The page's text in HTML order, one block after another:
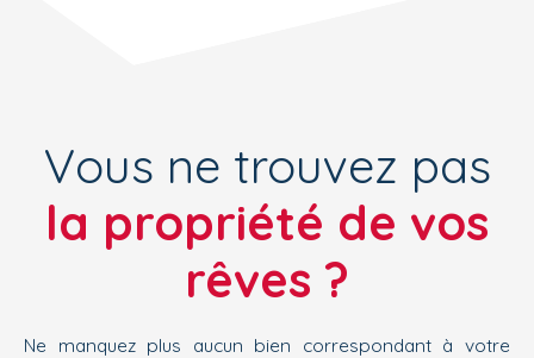
Vous ne trouvez pas
la propriété de vos
rêves ?
Ne manquez plus aucun bien correspondant à votre